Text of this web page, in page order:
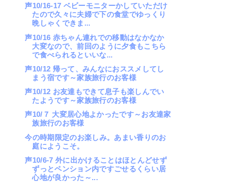
声10/16-17 ベビーモニターかしていただけ
たので久々に夫婦で下の食堂でゆっくり
晩しゃくできま...
声10/16 赤ちゃん連れでの移動はなかなか
大変なので、前回のように夕食もこちら
で食べられるといいな...
声10/12 帰って、みんなにおススメしてし
まう宿です～家族旅行のお客様
声10/12 お友達もできて息子も楽しんでい
たようです～家族旅行のお客様
声10/７ 大変居心地よかったです～お友達家
族旅行のお客様
今の時期限定のお楽しみ。あまい香りのお
庭にようこそ。
声10/6-7 外に出かけることはほとんどせず
ずっとペンション内ですごせるくらい居
心地が良かった～...